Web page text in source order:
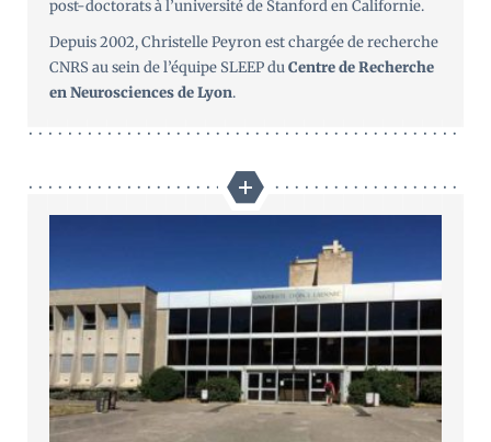
post-doctorats à l’université de Stanford en Californie.
Depuis 2002, Christelle Peyron est chargée de recherche
CNRS au sein de l’équipe SLEEP duCentre de Recherche
en Neurosciences de Lyon.